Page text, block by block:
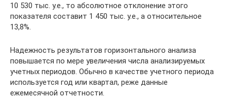
10 530 тыс. у.е., то абсолютное отклонение этого
показателя составит 1 450 тыс. у.е., а относительное
13,8%.
Надежность результатов горизонтального анализа
повышается по мере увеличения числа анализируемых
учетных периодов. Обычно в качестве учетного периода
используется год или квартал, реже данные
ежемесячной отчетности.